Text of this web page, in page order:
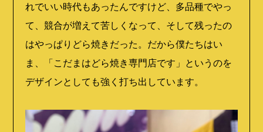
れでいい時代もあったんですけど、多品種でやっ
て、競合が増えて苦しくなって、そして残ったの
はやっぱりどら焼きだった。だから僕たちはい
ま、「こだまはどら焼き専門店です」というのを
デザインとしても強く打ち出しています。